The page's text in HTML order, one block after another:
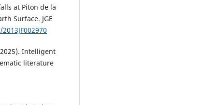
at Piton de la
Surface. JGE
Intelligent
literature